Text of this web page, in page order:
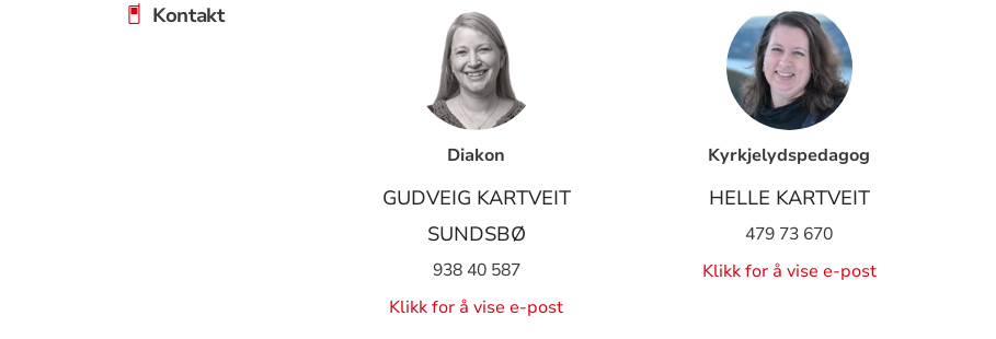
Kontakt
Diakon
GUDVEIG KARTVEIT
SUNDSBØ
938 40 587
Klikk for å vise e-post
Kyrkjelydspedagog
HELLE KARTVEIT
479 73 670
Klikk for å vise e-post